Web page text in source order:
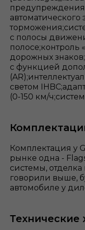
предупреждения
автоматического
с полосы
полосе;контроль
дорожных
с функцией
светом
(0-150 км/
Комплектация у
рынке одна -
системы,
говорили выше,
автомобиле у
Технические